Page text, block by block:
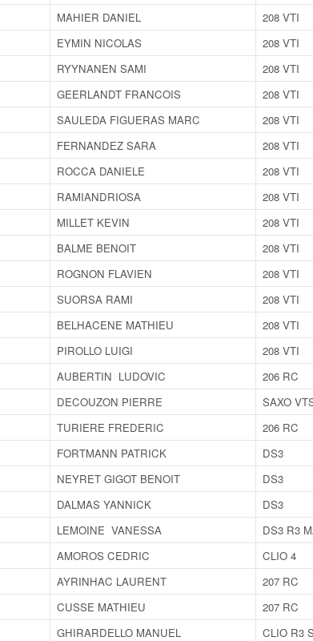
MAHIER DANIEL 208 VTI
EYMIN NICOLAS 208 VTI
RYYNANEN SAMI 208 VTI
GEERLANDT FRANCOIS 208 VTI
SAULEDA FIGUERAS MARC 208 VTI
FERNANDEZ SARA 208 VTI
ROCCA DANIELE 208 VTI
RAMIANDRIOSA 208 VTI
MILLET KEVIN 208 VTI
BALME BENOIT 208 VTI
ROGNON FLAVIEN 208 VTI
SUORSA RAMI 208 VTI
BELHACENE MATHIEU 208 VTI
PIROLLO LUIGI 208 VTI
AUBERTIN LUDOVIC 206 RC
DECOUZON PIERRE SAXO
TURIERE FREDERIC 206 RC
FORTMANN PATRICK DS3
NEYRET GIGOT BENOIT DS3
DALMAS YANNICK DS3
LEMOINE VANESSA DS3 R3
AMOROS CEDRIC CLIO 4
AYRINHAC LAURENT 207 RC
CUSSE MATHIEU 207 RC
GHIRARDELLO MANUEL CLIO R3 S